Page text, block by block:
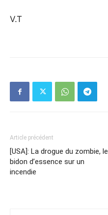
V.T
Article précédent
[USA]: La drogue du zombie, le
bidon d’essence sur un
incendie